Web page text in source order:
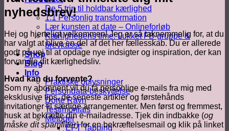
De 5 trin til holdbar kærlighed
1:1 Personlig transformation
Lær kunsten at date – Onlineforløb
Kærlighedens time: Lukket FB-gruppe &
brevkasse
Shop
Blog
Info
Praktiske oplysninger
Persondata-beskyttelse
Dorte Ravn
Testimonials
Metoder
EFT Tapping
nyhedsbrev!
Hej og hjerteligt velkommen! Jeg er så taknemmelig for, at du
har valgt at blive en del af det her fællesskab. Du er allerede
godt på vej til at opdage nye indsigter og inspiration, der kan
forvandle dit kærlighedsliv.
Hvad kan du forvente?
Som ny abonnent vil du få personlige e-mails fra mig med
eksklusive tips, de seneste artikler og førstehånds
invitationer til særlige arrangementer. Men først og fremmest,
husk at bekræfte din e-mailadresse. Tjek din indbakke (og
måske dit spamfilter)for en bekræftelsesmail og klik på linket